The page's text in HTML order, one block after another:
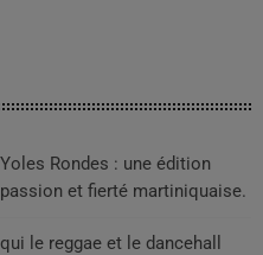
Rondes : une édition
et fierté martiniquaise.
le reggae et le dancehall